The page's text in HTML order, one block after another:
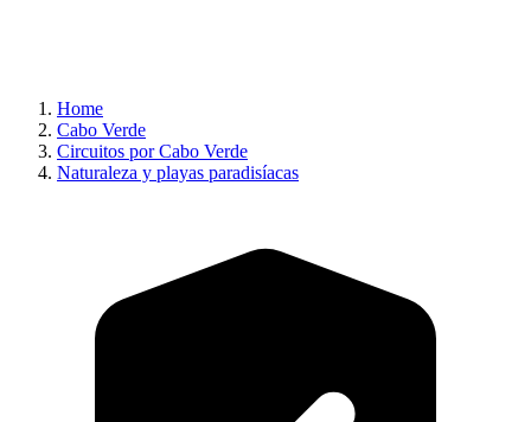
Home
Cabo Verde
Circuitos por Cabo Verde
Naturaleza y playas paradisíacas